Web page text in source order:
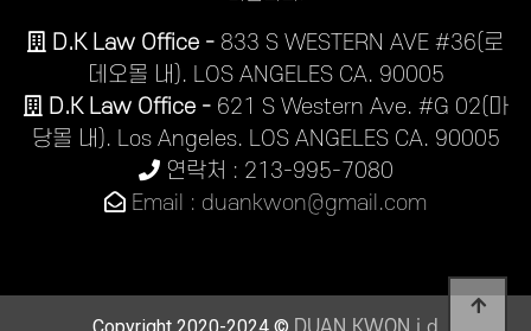
D.K Law Office - 833 S WESTERN AVE #36(로
데오몰 내). LOS ANGELES CA. 90005
D.K Law Office - 621 S Western Ave. #G 02(마
당몰 내). Los Angeles. LOS ANGELES CA. 90005
연락처 : 213-995-7080
Email : duankwon@gmail.com